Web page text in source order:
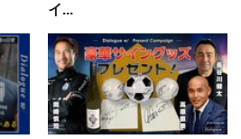
イ...